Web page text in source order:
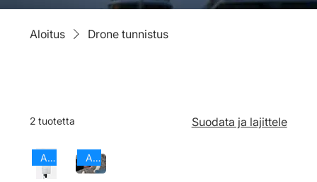
Aloitus Drone tunnistus
2 tuotetta Suodata ja lajittele
Anti-Drone Anti-Drone